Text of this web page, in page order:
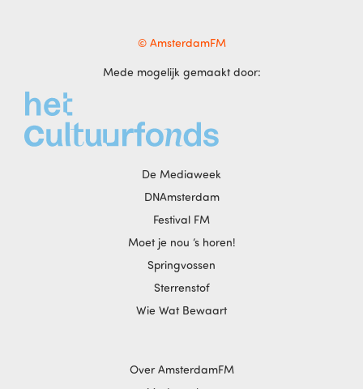
© AmsterdamFM
Mede mogelijk gemaakt door:
De Mediaweek
DNAmsterdam
Festival FM
Moet je nou ‘s horen!
Springvossen
Sterrenstof
Wie Wat Bewaart
Over AmsterdamFM